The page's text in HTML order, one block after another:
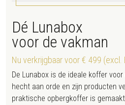
Dé Lunabox
voor de vakman
Nu verkrijgbaar voor € 499 (excl.
De Lunabox is de ideale koffer
hecht aan orde en zijn producten
praktische opbergkoffer is